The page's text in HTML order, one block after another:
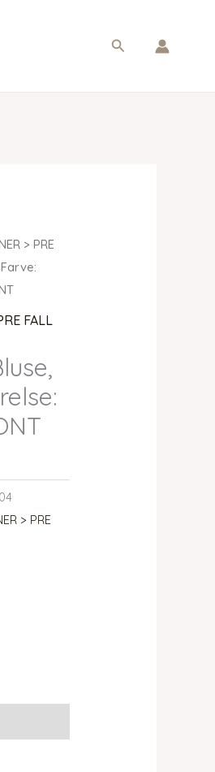
Søg
> PRE
FALL
> PRE